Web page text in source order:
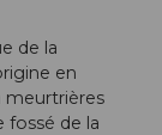
de la
en
meurtrières
fossé de la